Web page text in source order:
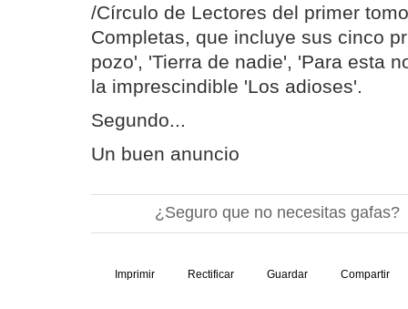
/Círculo de Lectores del primer
Completas, que incluye sus cinco
pozo', 'Tierra de nadie', 'Para esta
la imprescindible 'Los adioses'.
Segundo...
Un buen anuncio
¿Seguro que no necesitas gafas?
Imprimir Rectificar Guardar Compartir